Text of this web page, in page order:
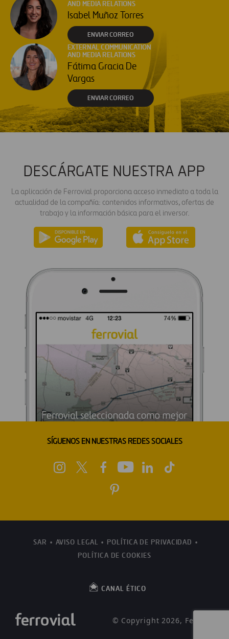
AND MEDIA RELATIONS
Isabel Muñoz Torres
ENVIAR CORREO
EXTERNAL COMMUNICATION
AND MEDIA RELATIONS
Fátima Gracia De
Vargas
ENVIAR CORREO
DESCÁRGATE NUESTRA APP
La aplicación de Ferrovial proporciona acceso inmediato a toda la
actualidad de la compañía: contenidos informativos, ofertas de
trabajo y la información básica para el inversor.
SÍGUENOS EN NUESTRAS REDES SOCIALES
SAR AVISO LEGAL
POLÍTICA DE PRIVACIDAD
POLÍTICA DE COOKIES
CANAL ÉTICO
© Copyright 2026, Ferrovial